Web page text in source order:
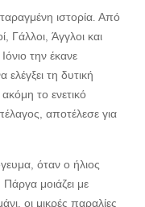
ιστορία. Από
Γάλλοι, Άγγλοι και
την έκανε
τη δυτική
το ενετικό
αποτέλεσε για
όταν ο ήλιος
μοιάζει με
οι μικρές παραλίες